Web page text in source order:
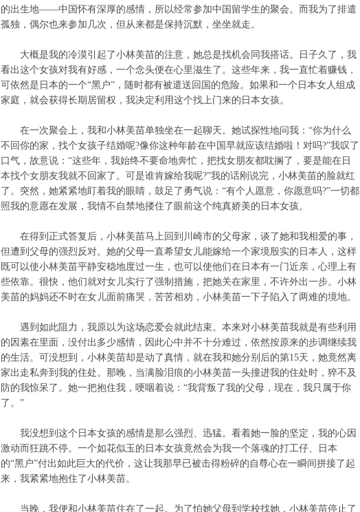
的出生地——中国怀有深厚的感情，所以经常参加中国留学生的聚会。而我为了排遣
孤独，偶尔也来参加几次，但从来都是保持沉默，坐坐就走。
大概是我的冷漠引起了小林美苗的注意，她总是找机会同我搭话。日子久了，我
看出这个女孩对我有好感，一个念头便在心里滋生了。这些年来，我一直忙着赚钱，
可依然是日本的一个“黑户”，随时都有被遣送回国的危险。如果和一个日本女人组成
家庭，就会获得长期居留权，我决定利用这个找上门来的日本女孩。
在一次聚会上，我和小林美苗单独坐在一起聊天。她试探性地问我：“你为什么
不回你的家，找个女孩子结婚呢?像你这种年龄在中国早就应该结婚啦！对吗?”我叹了
口气，故意说：“这些年，我始终不要命地奔忙，把找女朋友都耽搁了，要是能在日
本找个女朋友我就不回家了。可是谁肯嫁给我呢?”我的话刚说完，小林美苗的脸就红
了。突然，她紧紧地盯着我的眼睛，鼓足了勇气说：“有个人愿意，你愿意吗?”一切都
照我的意愿在发展，我情不自禁地搂住了眼前这个纯真娇美的日本女孩。
在得到正式答复后，小林美苗马上回到川崎市的父母家，谈了她和我相爱的事，
但遭到父母的强烈反对。她的父母一直希望女儿能嫁给一个家境殷实的日本人，这样
既可以使小林美苗平静安稳地度过一生，也可以使他们在日本有一门近亲，心理上有
些依靠。很快，他们就对女儿实行了强制措施，把她关在家里，不许外出一步。小林
美苗的妈妈还不时在女儿面前痛哭，苦苦相劝，小林美苗一下子陷入了两难的境地。
遇到如此阻力，我原以为这场恋爱会就此结束。本来对小林美苗我就是有些利用
的因素在里面，没付出多少感情，因此心中并不十分难过，依然按原来的步调继续我
的生活。可没想到，小林美苗却是动了真情，就在我和她分别后的第15天，她竟然离
家出走私奔到我的住处。那晚，当满脸泪痕的小林美苗一头撞进我的住处时，猝不及
防的我惊呆了。她一把抱住我，哽咽着说：“我背叛了我的父母，现在，我只属于你
了。”
我没想到这个日本女孩的感情是那么强烈、迅猛。看着她一脸的坚定，我的心因
激动而狂跳不停。一个如花似玉的日本女孩竟然会为我一个落魂的打工仔、日本
的“黑户”付出如此巨大的代价，这让我那早已被击得粉碎的自尊心在一瞬间拼接了起
来，我紧紧地抱住了小林美苗。
当晚，我便和小林美苗住在了一起。为了怕她父母到学校找她，小林美苗停止了